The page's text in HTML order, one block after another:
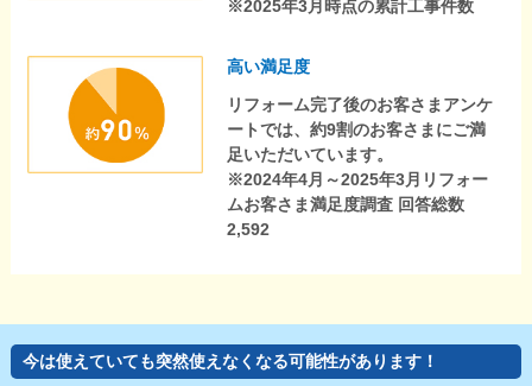
※2025年3月時点の累計工事件数
高い満足度
リフォーム完了後のお客さまアンケ
ートでは、約9割のお客さまにご満
足いただいています。
※2024年4月～2025年3月リフォー
ムお客さま満足度調査 回答総数
2,592
今は使えていても突然使えなくなる可能性があります！